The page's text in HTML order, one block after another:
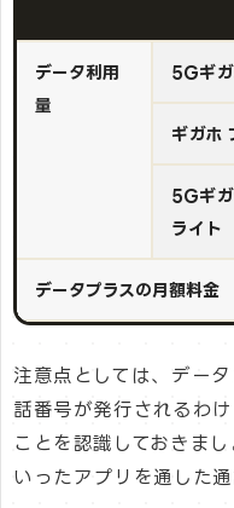
データ利用
量
5Gギガ
ギガホ
5Gギ
ライト
データプラスの月額料金
注意点としては、デー
話番号が発行されるわ
ことを認識しておきま
いったアプリを通した通